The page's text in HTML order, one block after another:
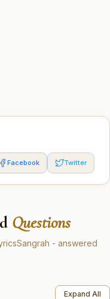
Facebook Twitter
Questions
- answered
Expand All